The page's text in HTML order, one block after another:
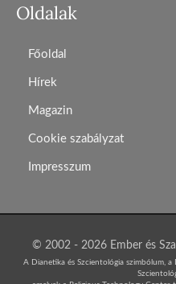
Oldalak
Főoldal
Hírek
Magazin
Cookie szabályzat
Impresszum
© 2002 - 2026 Ember és
A Dianetika és Szcientológia szimbólum, a